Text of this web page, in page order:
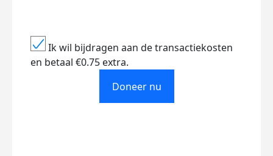
Ik wil bijdragen aan de transactiekosten
en betaal €0.75 extra.
Doneer nu